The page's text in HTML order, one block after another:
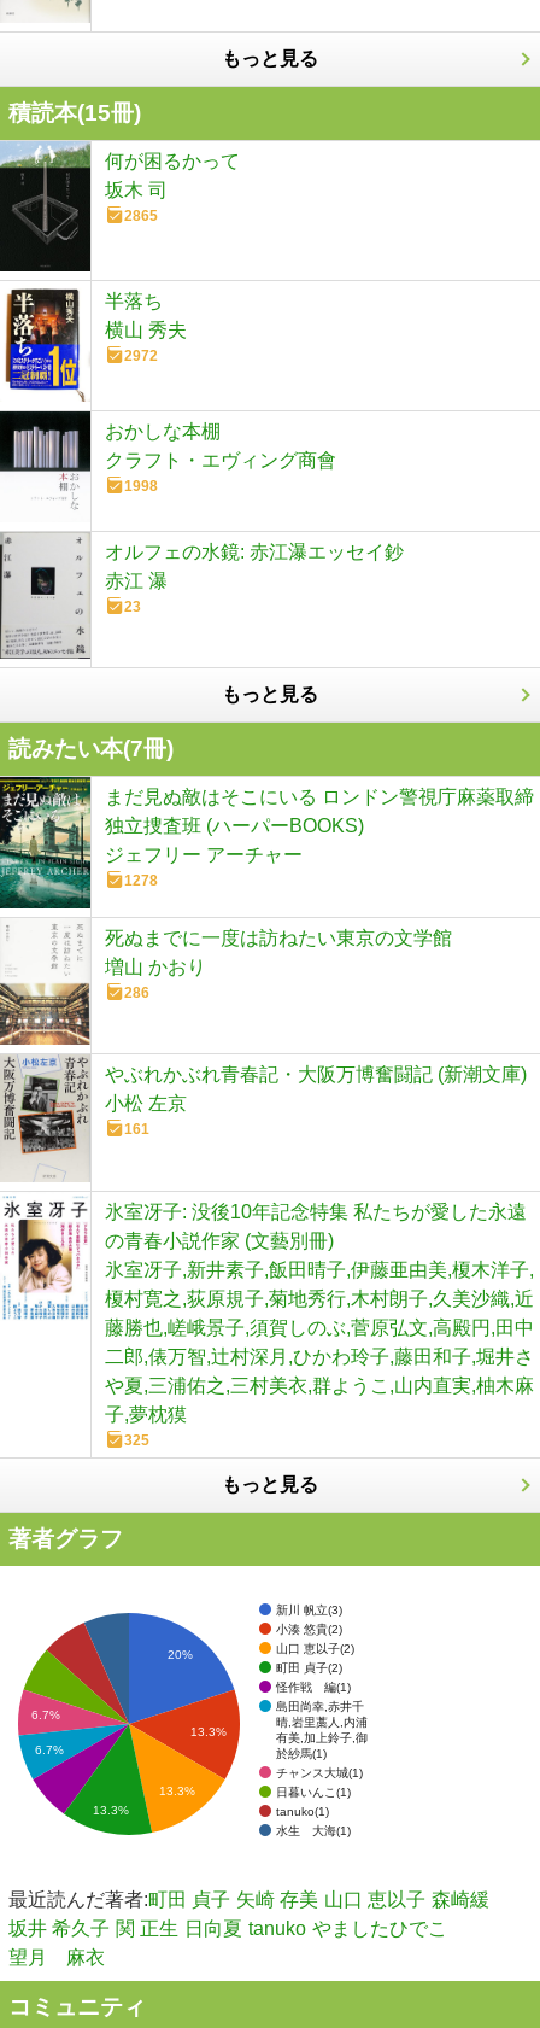
もっと見る
積読本(15冊)
何が困るかって
坂木 司
2865
半落ち
横山 秀夫
2972
おかしな本棚
クラフト・エヴィング商會
1998
オルフェの水鏡: 赤江瀑エッセイ鈔
赤江 瀑
23
もっと見る
読みたい本(7冊)
まだ見ぬ敵はそこにいる ロンドン警視庁麻薬取締
独立捜査班 (ハーパーBOOKS)
ジェフリー アーチャー
1278
死ぬまでに一度は訪ねたい東京の文学館
増山 かおり
286
やぶれかぶれ青春記・大阪万博奮闘記 (新潮文庫)
小松 左京
161
氷室冴子: 没後10年記念特集 私たちが愛した永遠
の青春小説作家 (文藝別冊)
氷室冴子,新井素子,飯田晴子,伊藤亜由美,榎木洋子,
榎村寛之,荻原規子,菊地秀行,木村朗子,久美沙織,近
藤勝也,嵯峨景子,須賀しのぶ,菅原弘文,高殿円,田中
二郎,俵万智,辻村深月,ひかわ玲子,藤田和子,堀井さ
や夏,三浦佑之,三村美衣,群ようこ,山内直実,柚木麻
子,夢枕獏
325
もっと見る
著者グラフ
新川 帆立(3)
小湊 悠貴(2)
山口 恵以子(2)
町田 貞子(2)
怪作戦 編(1)
島田尚幸,赤井千
晴,岩里藁人,内浦
有美,加上鈴子,御
於紗馬(1)
チャンス大城(1)
日暮いんこ(1)
tanuko(1)
水生 大海(1)
20%
13.3%
13.3%
6.7%
6.7%
13.3%
最近読んだ著者:町田 貞子 矢崎 存美 山口 恵以子 森崎緩
坂井 希久子 関 正生 日向夏 tanuko やましたひでこ
望月 麻衣
コミュニティ